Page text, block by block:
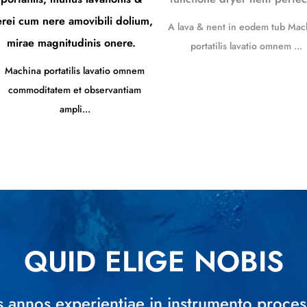
cum nere amovibili dolium,
mirae magnitudinis onere.
Machina portatilis lavatio omnem
commoditatem et observantiam
ampli...
A lava & nent in eodem tub
portatilis lavatio omnem ...
QUID ELIGE NOBIS